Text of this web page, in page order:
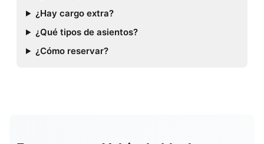
¿Hay cargo extra?
¿Qué tipos de asientos?
¿Cómo reservar?